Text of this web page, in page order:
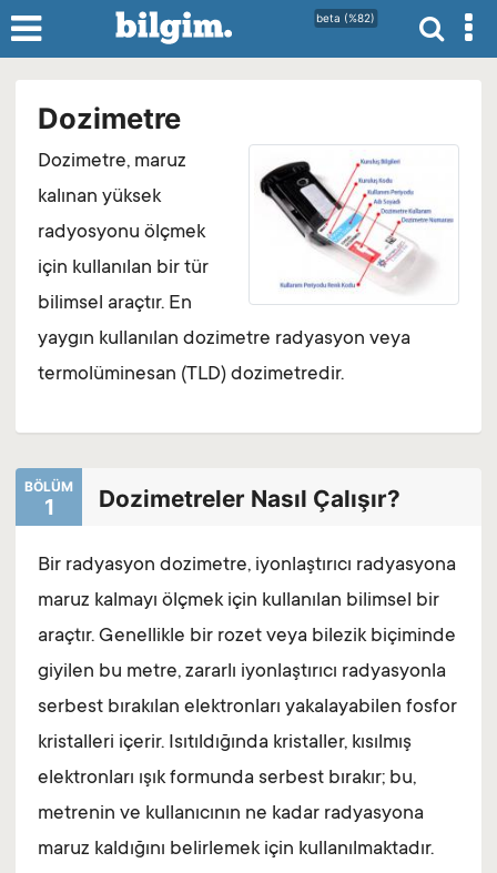
beta (%82)
Dozimetre
Dozimetre, maruz
kalınan yüksek
radyosyonu ölçmek
için kullanılan bir tür
bilimsel araçtır. En
yaygın kullanılan dozimetre radyasyon veya
termolüminesan (TLD) dozimetredir.
BÖLÜM
1 Dozimetreler Nasıl Çalışır?
Bir radyasyon dozimetre, iyonlaştırıcı radyasyona
maruz kalmayı ölçmek için kullanılan bilimsel bir
araçtır. Genellikle bir rozet veya bilezik biçiminde
giyilen bu metre, zararlı iyonlaştırıcı radyasyonla
serbest bırakılan elektronları yakalayabilen fosfor
kristalleri içerir. Isıtıldığında kristaller, kısılmış
elektronları ışık formunda serbest bırakır; bu,
metrenin ve kullanıcının ne kadar radyasyona
maruz kaldığını belirlemek için kullanılmaktadır.